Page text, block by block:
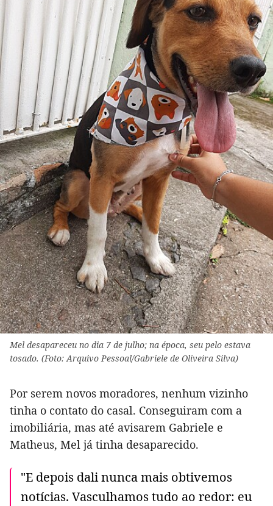
Mel desapareceu no dia 7 de julho; na época, seu pelo estava
tosado. (Foto: Arquivo Pessoal/Gabriele de Oliveira Silva)
Por serem novos moradores, nenhum vizinho
tinha o contato do casal. Conseguiram com a
imobiliária, mas até avisarem Gabriele e
Matheus, Mel já tinha desaparecido.
"E depois dali nunca mais obtivemos
notícias. Vasculhamos tudo ao redor: eu